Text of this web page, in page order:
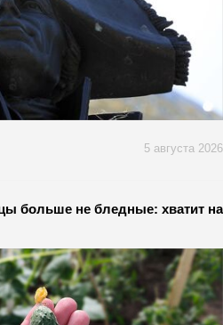
5 августа 2026
больше не бледные: хватит на